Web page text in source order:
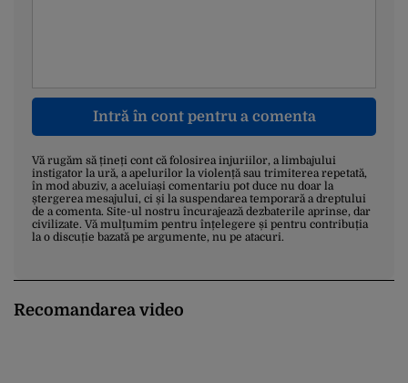
Intră în cont pentru a comenta
Vă rugăm să țineți cont că folosirea injuriilor, a limbajului
instigator la ură, a apelurilor la violență sau trimiterea repetată,
în mod abuziv, a aceluiași comentariu pot duce nu doar la
ștergerea mesajului, ci și la suspendarea temporară a dreptului
de a comenta. Site-ul nostru încurajează dezbaterile aprinse, dar
civilizate. Vă mulțumim pentru înțelegere și pentru contribuția
la o discuție bazată pe argumente, nu pe atacuri.
Recomandarea video